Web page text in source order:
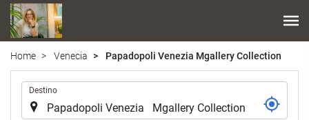
Home Venecia Papadopoli Venezia Mgallery Collection
Destino